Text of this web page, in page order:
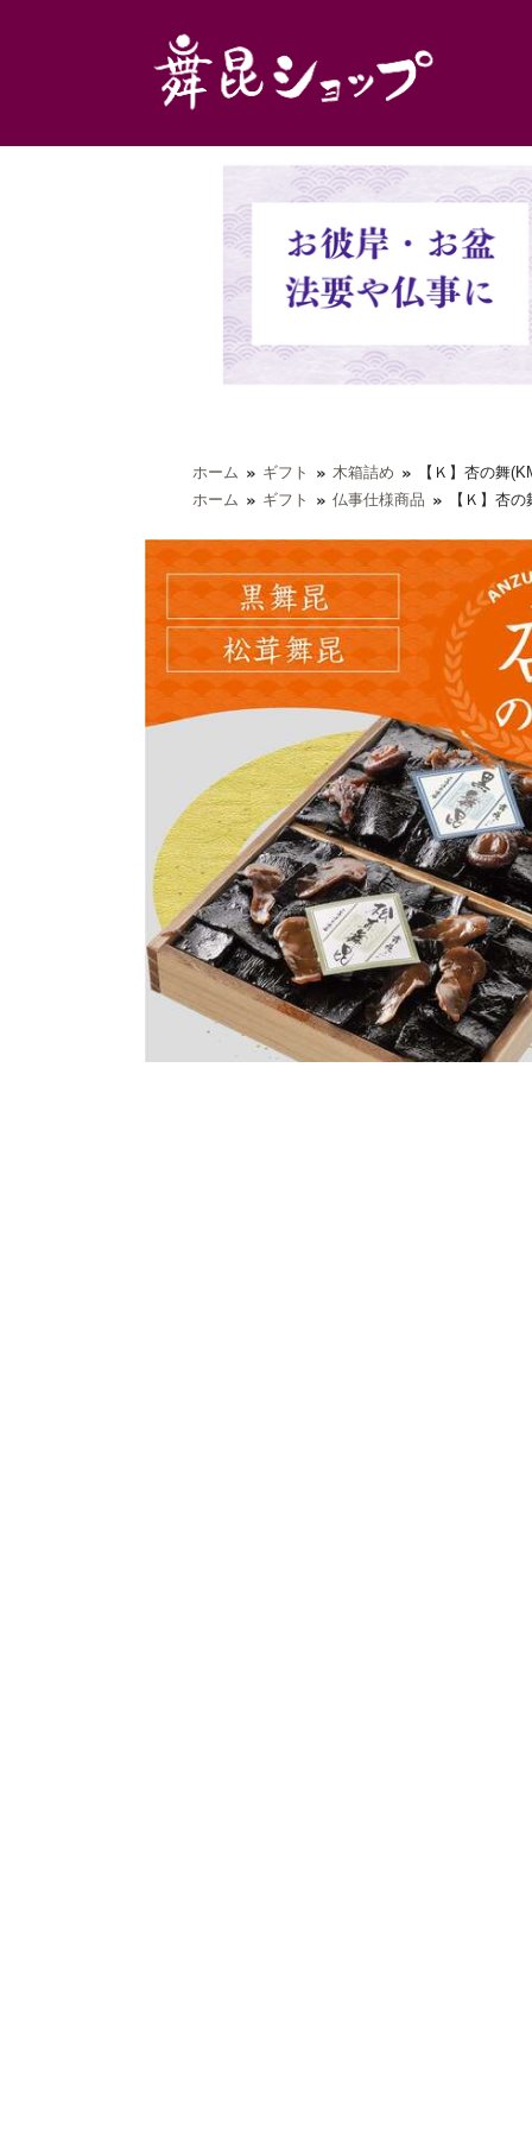
ホーム ギフト 木箱詰め
【Ｋ】杏の舞
ホーム
ギフト 仏事仕様商品 【Ｋ】杏